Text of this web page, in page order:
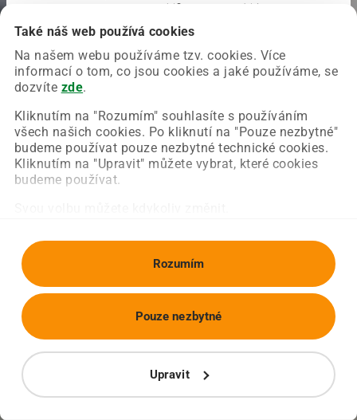
Také náš web používá cookies
Na našem webu používáme tzv. cookies. Více
informací o tom, co jsou cookies a jaké používáme, se
dozvíte zde.
Kliknutím na "Rozumím" souhlasíte s používáním
všech našich cookies. Po kliknutí na "Pouze nezbytné"
budeme používat pouze nezbytné technické cookies.
Kliknutím na "Upravit" můžete vybrat, které cookies
budeme používat.
Rozumím
Upravit
Pouze nezbytné
Chyba nastala na naší straně a už ji opravujeme.
Zkuste prosím znovu načíst požadovanou stránku.
Obnovit stránku Úvodní strana